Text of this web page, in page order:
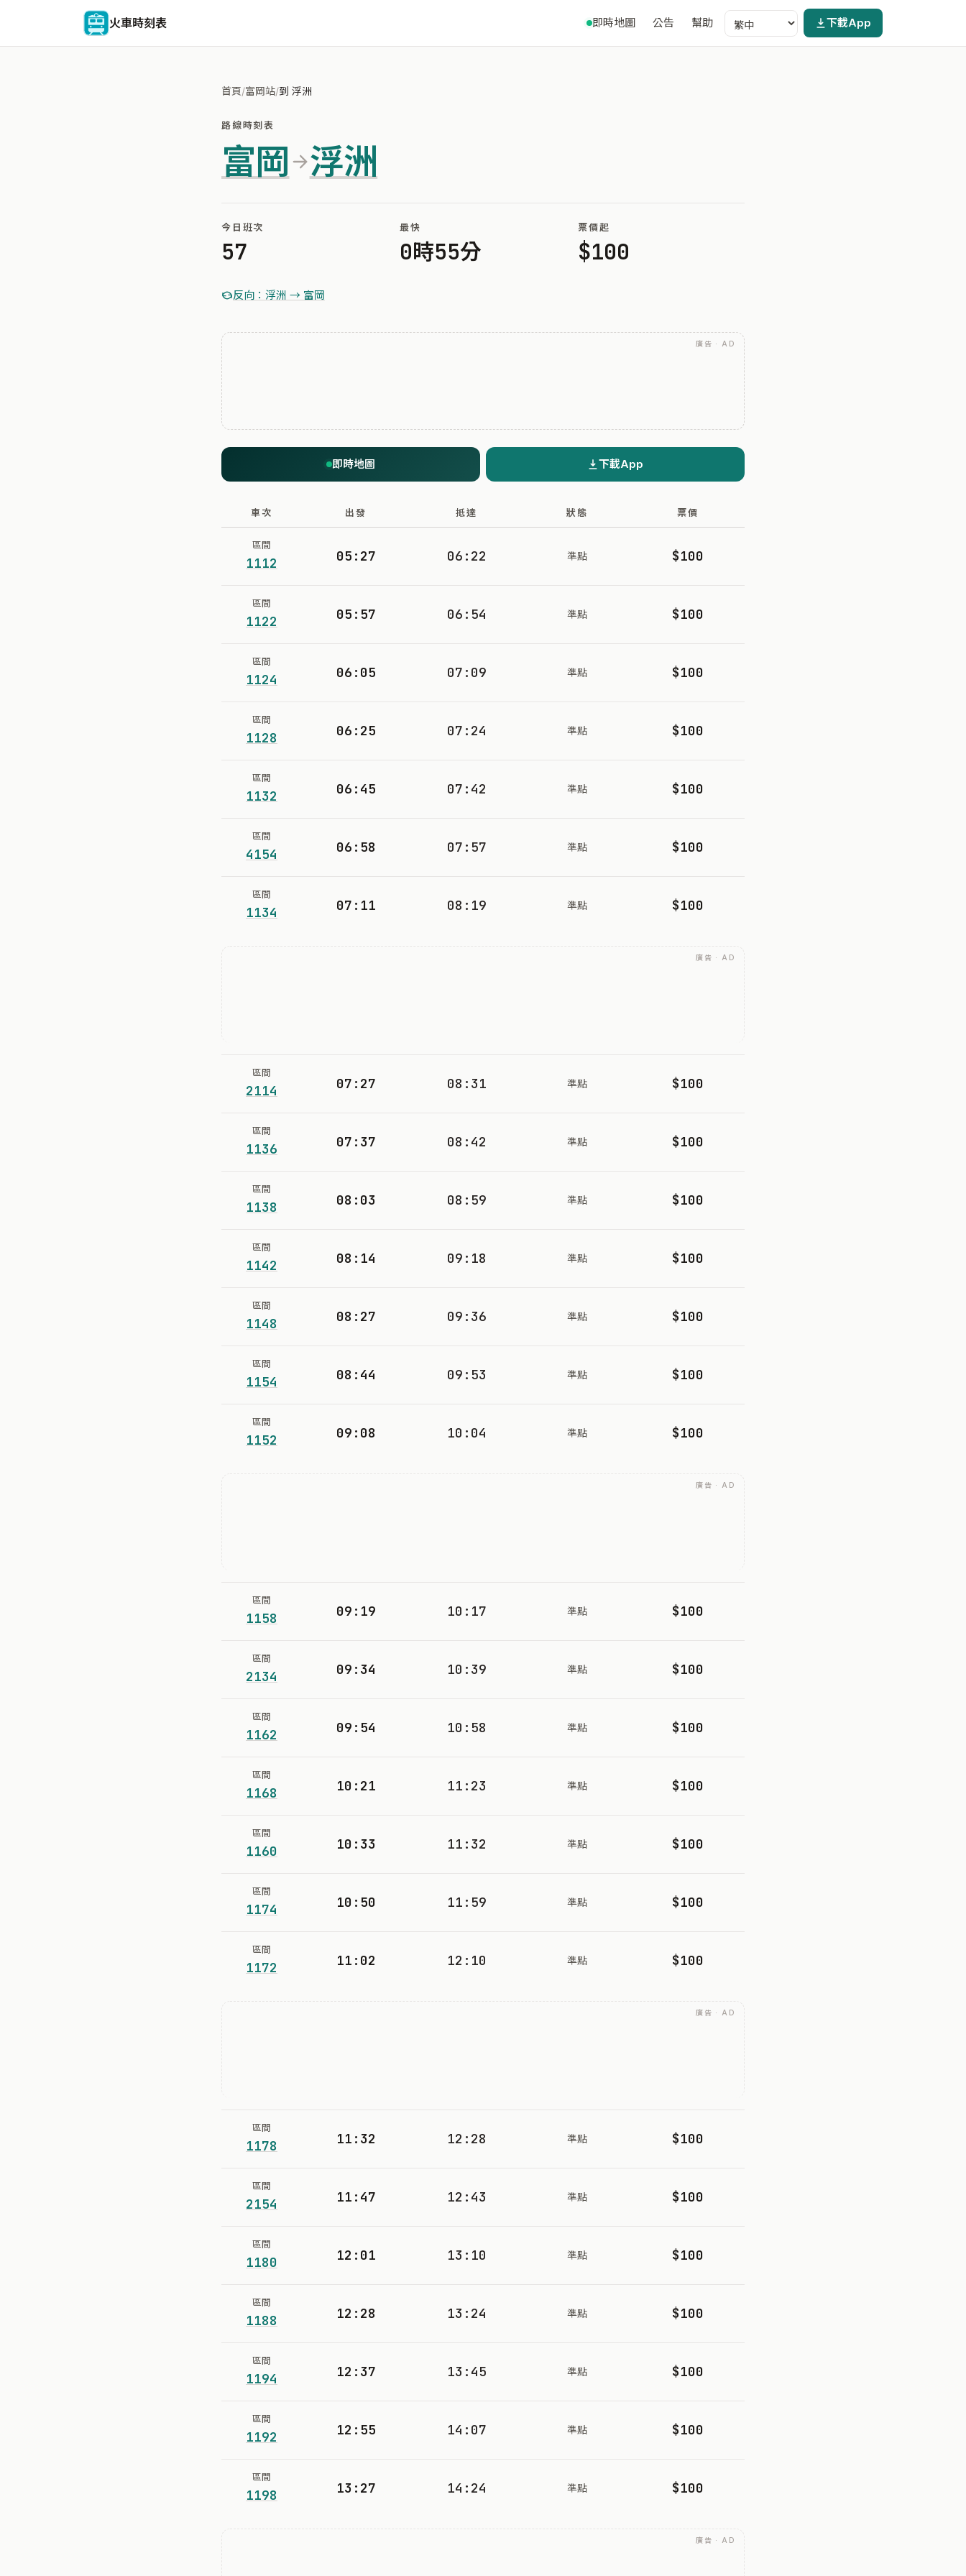
火車時刻表 即時地圖 公告 幫助 下載App
首頁/富岡站/到 浮洲
路線時刻表
富岡 浮洲
今日班次
57
最快
0時55分
票價起
$100
反向：浮洲 → 富岡
廣告 · AD
即時地圖 下載App
車次 出發 抵達 狀態 票價
區間
1112 05:27 06:22 準點 $100
區間
1122 05:57 06:54 準點 $100
區間
1124 06:05 07:09 準點 $100
區間
1128 06:25 07:24 準點 $100
區間
1132 06:45 07:42 準點 $100
區間
4154 06:58 07:57 準點 $100
區間
1134 07:11 08:19 準點 $100
廣告 · AD
區間
2114 07:27 08:31 準點 $100
區間
1136 07:37 08:42 準點 $100
區間
1138 08:03 08:59 準點 $100
區間
1142 08:14 09:18 準點 $100
區間
1148 08:27 09:36 準點 $100
區間
1154 08:44 09:53 準點 $100
區間
1152 09:08 10:04 準點 $100
廣告 · AD
區間
1158 09:19 10:17 準點 $100
區間
2134 09:34 10:39 準點 $100
區間
1162 09:54 10:58 準點 $100
區間
1168 10:21 11:23 準點 $100
區間
1160 10:33 11:32 準點 $100
區間
1174 10:50 11:59 準點 $100
區間
1172 11:02 12:10 準點 $100
廣告 · AD
區間
1178 11:32 12:28 準點 $100
區間
2154 11:47 12:43 準點 $100
區間
1180 12:01 13:10 準點 $100
區間
1188 12:28 13:24 準點 $100
區間
1194 12:37 13:45 準點 $100
區間
1192 12:55 14:07 準點 $100
區間
1198 13:27 14:24 準點 $100
廣告 · AD